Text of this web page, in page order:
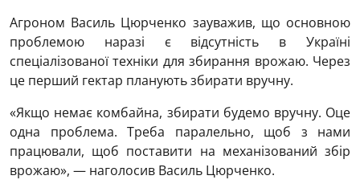
Агроном Василь Цюрченко зауважив, що основною
проблемою наразі є відсутність в Україні
спеціалізованої техніки для збирання врожаю. Через
це перший гектар планують збирати вручну.
«Якщо немає комбайна, збирати будемо вручну. Оце
одна проблема. Треба паралельно, щоб з нами
працювали, щоб поставити на механізований збір
врожаю», — наголосив Василь Цюрченко.